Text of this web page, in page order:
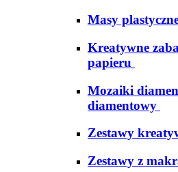
Masy
Kreatywne
papieru
Mozaiki
diamentowy
Zestawy
Zestawy z